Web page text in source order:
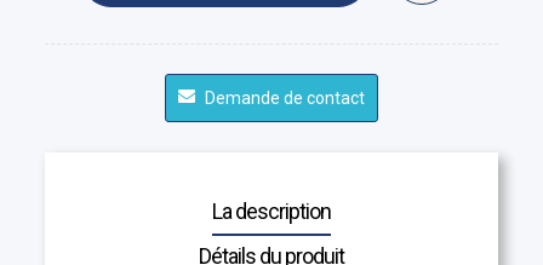
Demande de contact
La description
Détails du produit